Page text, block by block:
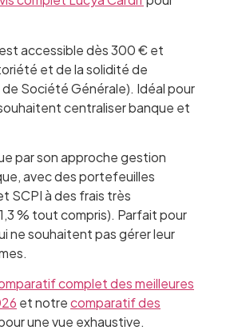
est accessible dès 300 € et
et de la solidité de
de Société Générale). Idéal pour
centraliser banque et
par son approche gestion
avec des portefeuilles
SCPI à des frais très
% tout compris). Parfait pour
ne souhaitent pas gérer leur
complet des meilleures
et notrecomparatif des
une vue exhaustive.